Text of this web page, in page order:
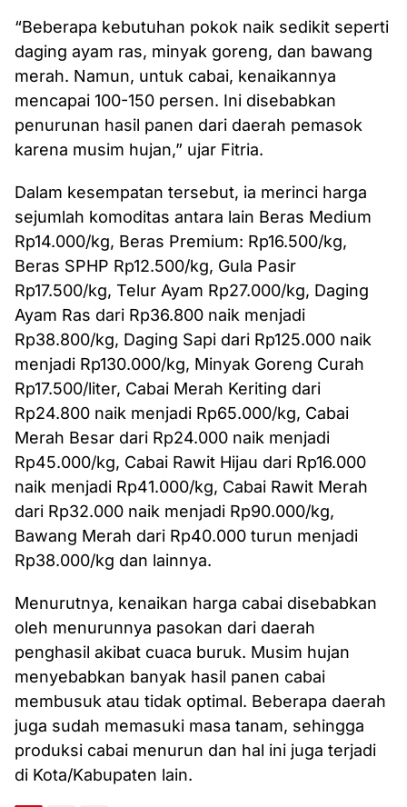
“Beberapa kebutuhan pokok naik sedikit seperti
daging ayam ras, minyak goreng, dan bawang
merah. Namun, untuk cabai, kenaikannya
mencapai 100-150 persen. Ini disebabkan
penurunan hasil panen dari daerah pemasok
karena musim hujan,” ujar Fitria.
Dalam kesempatan tersebut, ia merinci harga
sejumlah komoditas antara lain Beras Medium
Rp14.000/kg, Beras Premium: Rp16.500/kg,
Beras SPHP Rp12.500/kg, Gula Pasir
Rp17.500/kg, Telur Ayam Rp27.000/kg, Daging
Ayam Ras dari Rp36.800 naik menjadi
Rp38.800/kg, Daging Sapi dari Rp125.000 naik
menjadi Rp130.000/kg, Minyak Goreng Curah
Rp17.500/liter, Cabai Merah Keriting dari
Rp24.800 naik menjadi Rp65.000/kg, Cabai
Merah Besar dari Rp24.000 naik menjadi
Rp45.000/kg, Cabai Rawit Hijau dari Rp16.000
naik menjadi Rp41.000/kg, Cabai Rawit Merah
dari Rp32.000 naik menjadi Rp90.000/kg,
Bawang Merah dari Rp40.000 turun menjadi
Rp38.000/kg dan lainnya.
Menurutnya, kenaikan harga cabai disebabkan
oleh menurunnya pasokan dari daerah
penghasil akibat cuaca buruk. Musim hujan
menyebabkan banyak hasil panen cabai
membusuk atau tidak optimal. Beberapa daerah
juga sudah memasuki masa tanam, sehingga
produksi cabai menurun dan hal ini juga terjadi
di Kota/Kabupaten lain.